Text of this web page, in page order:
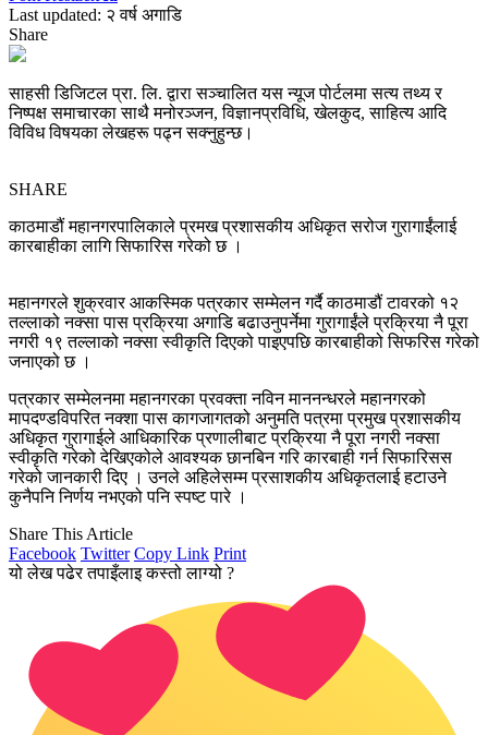
Last updated: २ वर्ष अगाडि
Share
साहसी डिजिटल प्रा. लि. द्वारा सञ्चालित यस न्यूज पोर्टलमा सत्य तथ्य र
निष्पक्ष समाचारका साथै मनोरञ्जन, विज्ञानप्रविधि, खेलकुद, साहित्य आदि
विविध विषयका लेखहरू पढ्न सक्नुहुन्छ।
SHARE
काठमाडौं महानगरपालिकाले प्रमख प्रशासकीय अधिकृत सरोज गुरागाईंलाई
कारबाहीका लागि सिफारिस गरेको छ ।
महानगरले शुक्रवार आकस्मिक पत्रकार सम्मेलन गर्दै काठमाडौं टावरको १२
तल्लाको नक्सा पास प्रक्रिया अगाडि बढाउनुपर्नेमा गुरागाईंले प्रक्रिया नै पूरा
नगरी १९ तल्लाको नक्सा स्वीकृति दिएको पाइएपछि कारबाहीको सिफरिस गरेको
जनाएको छ ।
पत्रकार सम्मेलनमा महानगरका प्रवक्ता नविन माननन्धरले महानगरको
मापदण्डविपरित नक्शा पास कागजागतको अनुमति पत्रमा प्रमुख प्रशासकीय
अधिकृत गुरागाईले आधिकारिक प्रणालीबाट प्रक्रिया नै पूरा नगरी नक्सा
स्वीकृति गरेको देखिएकोले आवश्यक छानबिन गरि कारबाही गर्न सिफारिसस
गरेको जानकारी दिए । उनले अहिलेसम्म प्रसाशकीय अधिकृतलाई हटाउने
कुनैपनि निर्णय नभएको पनि स्पष्ट पारे ।
Share This Article
Facebook Twitter Copy Link Print
यो लेख पढेर तपाइँलाइ कस्तो लाग्यो ?